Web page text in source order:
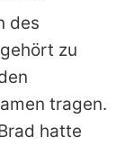
des
zu
tragen.
hatte